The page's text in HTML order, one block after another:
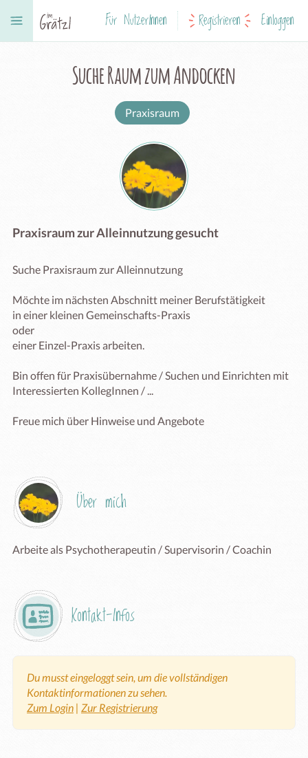
Für NutzerInnen Registrieren Einloggen
Suche Raum zum Andocken
Praxisraum
Praxisraum zur Alleinnutzung gesucht
Suche Praxisraum zur Alleinnutzung
Möchte im nächsten Abschnitt meiner Berufstätigkeit
in einer kleinen Gemeinschafts-Praxis
oder
einer Einzel-Praxis arbeiten.
Bin offen für Praxisübernahme / Suchen und Einrichten mit
Interessierten KollegInnen / ...
Freue mich über Hinweise und Angebote
Über mich
Kontakt-Infos
Du musst eingeloggt sein, um die vollständigen
Kontaktinformationen zu sehen.
Zum Login | Zur Registrierung